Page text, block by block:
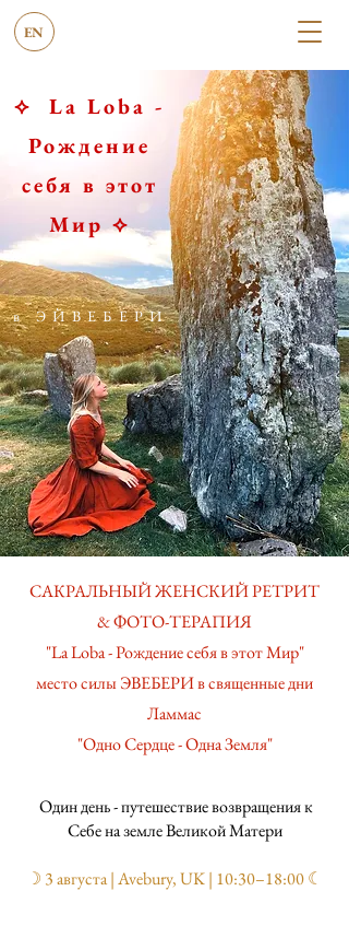
EN
⟡ La Loba -
Рождение
себя в этот
Мир ⟡
в ЭЙВЕБЕРИ
САКРАЛЬНЫЙ ЖЕНСКИЙ РЕТРИТ
& ФОТО-ТЕРАПИЯ
"La Loba - Рождение себя в этот Мир"
место силы ЭВЕБЕРИ в священные дни
Ламмас
"Одно Сердце - Одна Земля"
Один день - путешествие возвращения к
Себе на земле Великой Матери
☽ 3 августа | Avebury, UK | 10:30–18:00 ☾